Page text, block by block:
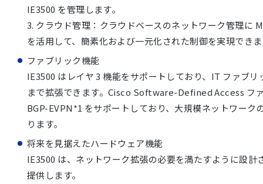
IE3500 を管理します。
3. クラウド管理：クラウドベースのネットワーク管理に
を活用して、簡素化および一元化された制御を実現でき
ファブリック機能
IE3500 はレイヤ 3 機能をサポートしており、IT ファブ
まで拡張できます。Cisco Software-Defined Access フ
BGP-EVPN*1 をサポートしており、大規模ネットワーク
ります。
将来を見据えたハードウェア機能
IE3500 は、ネットワーク拡張の必要を満たすように設計
提供します。